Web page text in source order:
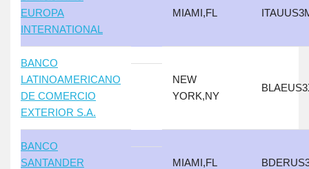
EUROPA
INTERNATIONAL
MIAMI,FL
BANCO
LATINOAMERICANO
DE COMERCIO
EXTERIOR S.A.
NEW
YORK,NY
BANCO
SANTANDER
MIAMI,FL